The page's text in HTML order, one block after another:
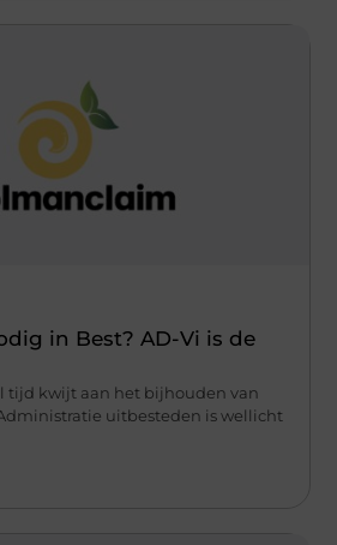
in Best? AD-Vi is de
tijd kwijt aan het bijhouden van
uitbesteden is wellicht